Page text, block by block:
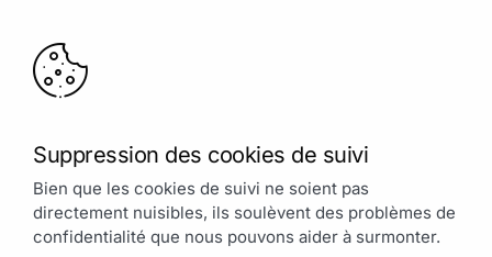
Suppression des cookies de suivi
Bien que les cookies de suivi ne soient pas
directement nuisibles, ils soulèvent des problèmes de
confidentialité que nous pouvons aider à surmonter.